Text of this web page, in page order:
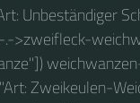
Unbeständiger
>zweifleck-
Zweikeulen-